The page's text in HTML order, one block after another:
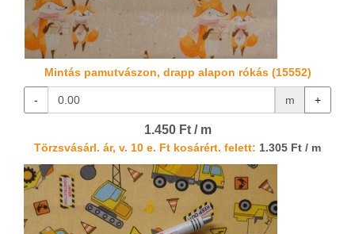
Mintás pamutvászon, drapp alapon rókás (15552)
- m +
1.450 Ft / m
Törzsvásárl. ár, v. 10 e. Ft kosárért. felett: 1.305 Ft / m